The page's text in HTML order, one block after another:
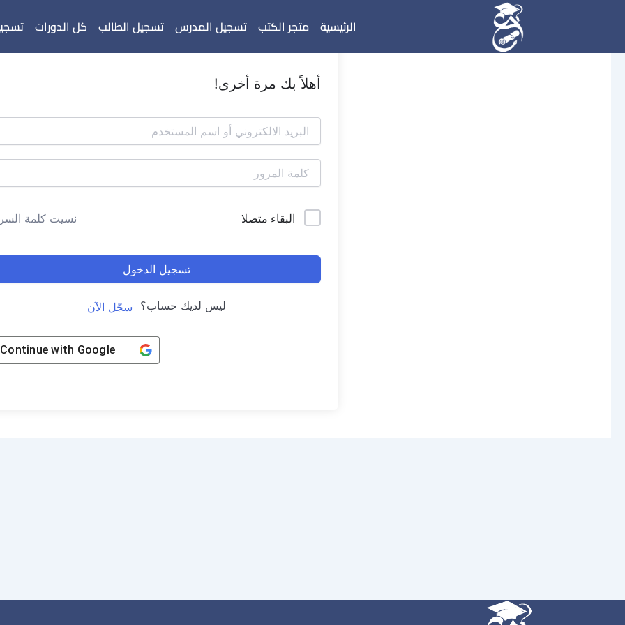
الرئيسية متجر الكتب تسجيل المدرس تسجيل الطالب كل الدورات
أهلاً بك مرة أخرى!
البقاء متصلا نسيت كلمة
تسجيل الدخول
ليس لديك حساب؟ سجّل الآن
Continue with Google